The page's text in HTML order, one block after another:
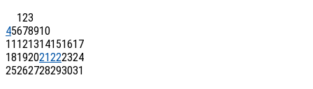
123
45678910
11121314151617
18192021222324
25262728293031